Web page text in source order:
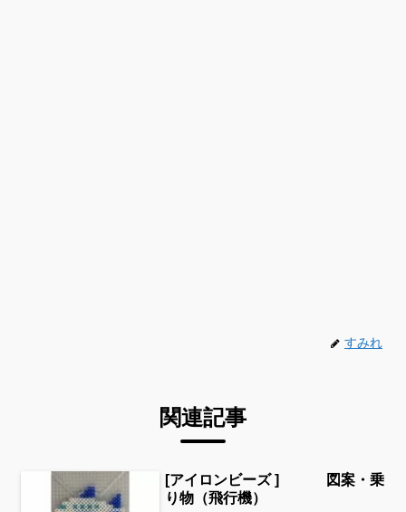
すみれ
関連記事
[アイロンビーズ ] 図案・乗
り物（飛行機）